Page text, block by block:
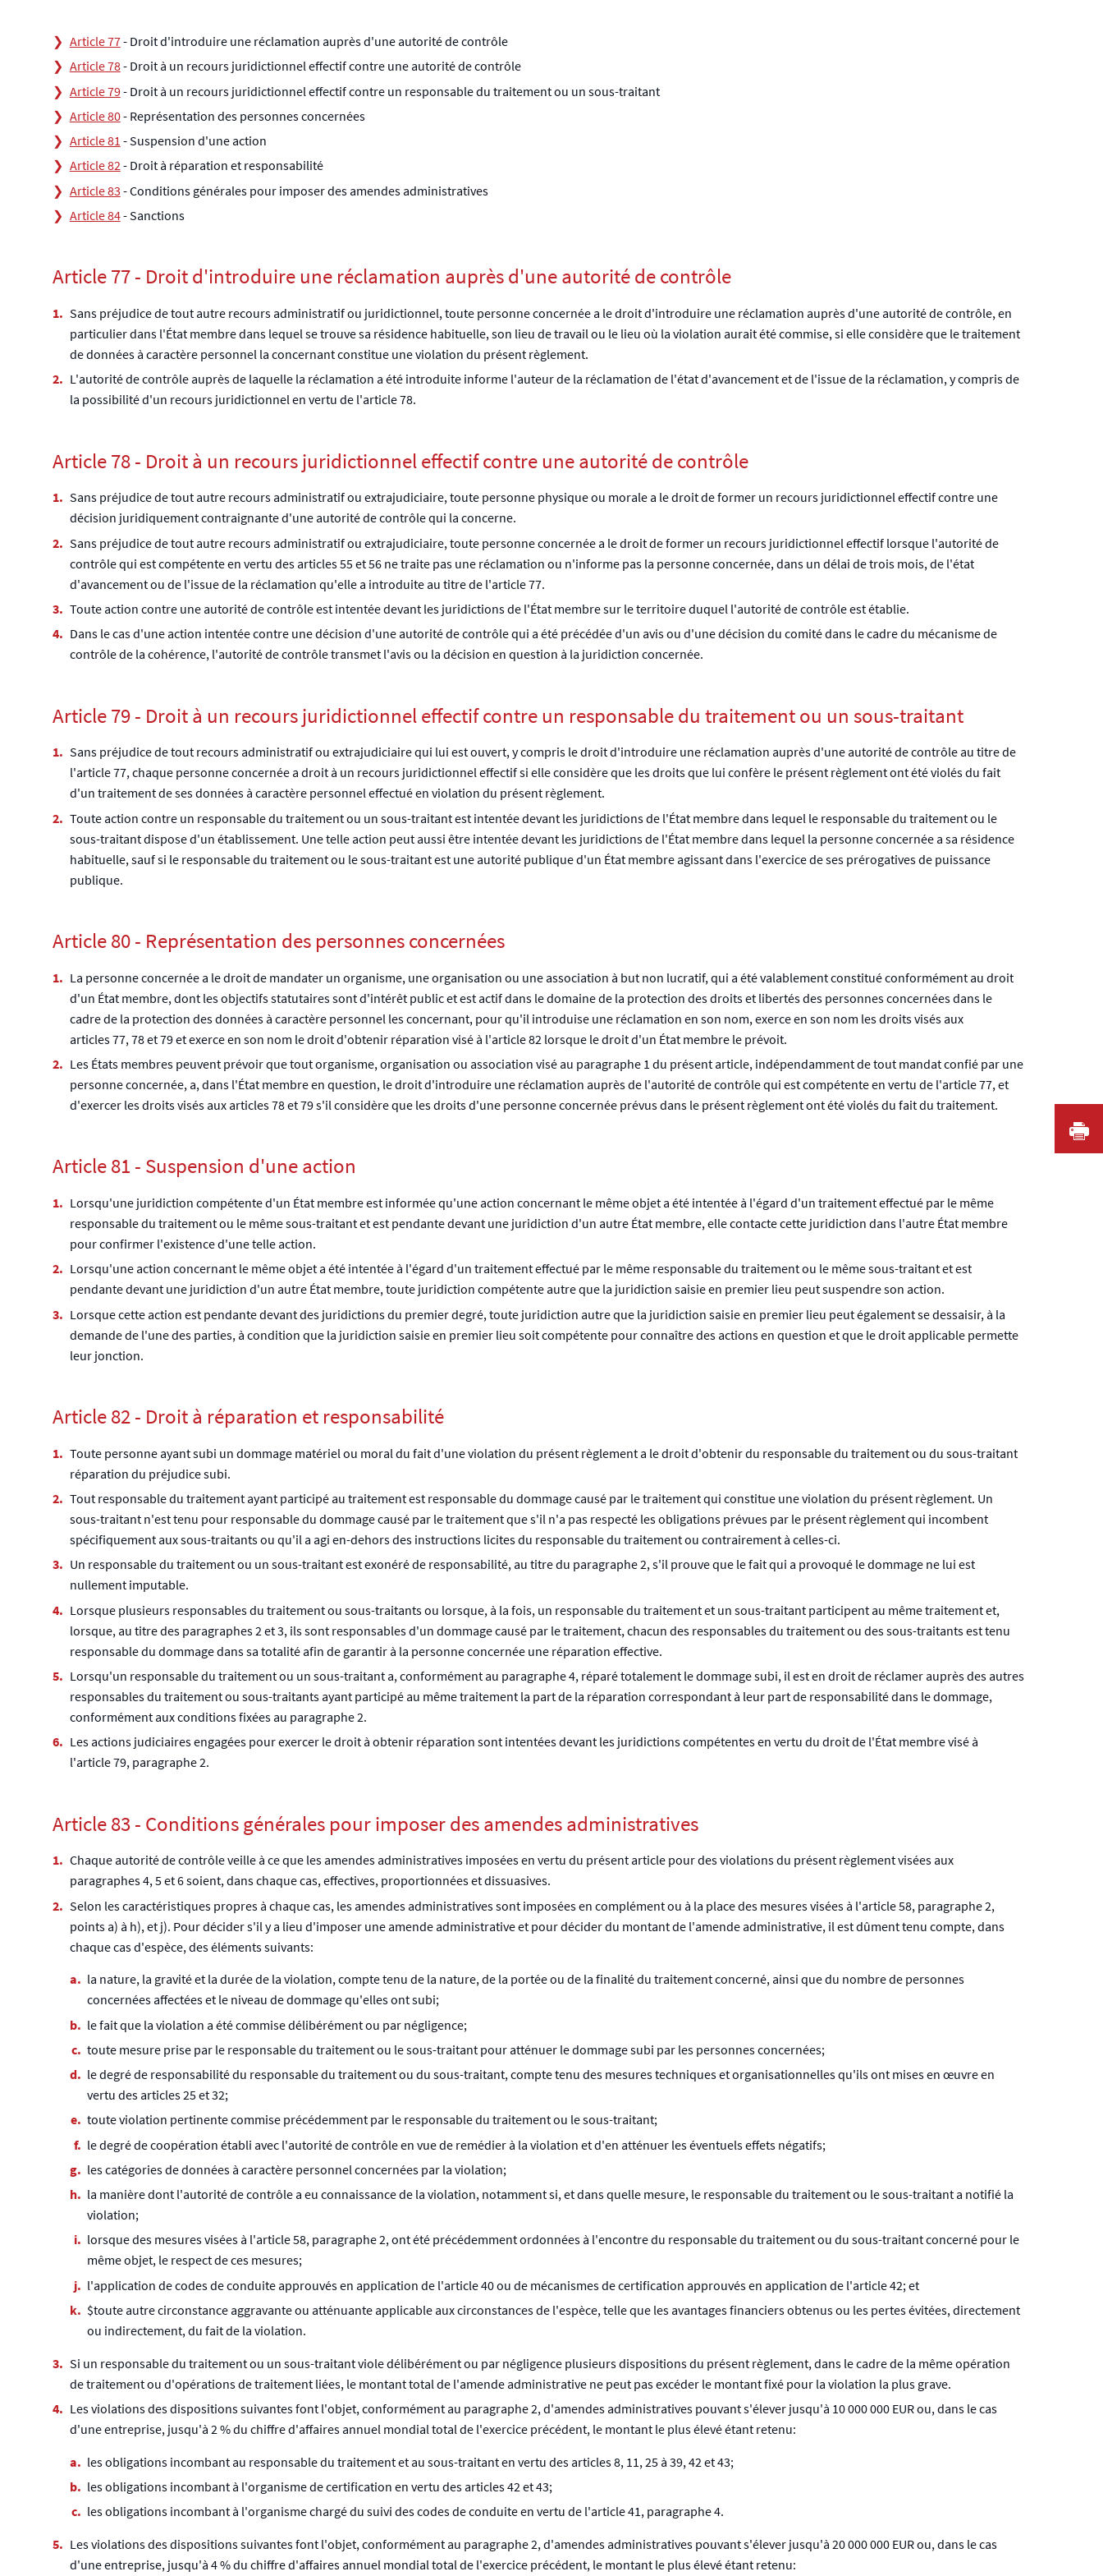
Article 77- Droit d'introduire une réclamation auprès d'une autorité de contrôle
Article 78- Droit à un recours juridictionnel effectif contre une autorité de contrôle
Article 79- Droit à un recours juridictionnel effectif contre un responsable du traitement ou un sous-traitant
Article 80- Représentation des personnes concernées
Article 81 - Suspension d'une action
Article 82- Droit à réparation et responsabilité
Article 83 - Conditions générales pour imposer des amendes administratives
Article 84- Sanctions
Article 77 - Droit d'introduire une réclamation auprès d'une autorité de contrôle
Sans préjudice de tout autre recours administratif ou juridictionnel, toute personne concernée a le droit d'introduire une réclamation auprès d'une autorité de contrôle, en
particulier dans l'État membre dans lequel se trouve sa résidence habituelle, son lieu de travail ou le lieu où la violation aurait été commise, si elle considère que le traitement
de données à caractère personnel la concernant constitue une violation du présent règlement.
L'autorité de contrôle auprès de laquelle la réclamation a été introduite informe l'auteur de la réclamation de l'état d'avancement et de l'issue de la réclamation, y compris de
la possibilité d'un recours juridictionnel en vertu de l'article 78.
Article 78 - Droit à un recours juridictionnel effectif contre une autorité de contrôle
Sans préjudice de tout autre recours administratif ou extrajudiciaire, toute personne physique ou morale a le droit de former un recours juridictionnel effectif contre une
décision juridiquement contraignante d'une autorité de contrôle qui la concerne.
Sans préjudice de tout autre recours administratif ou extrajudiciaire, toute personne concernée a le droit de former un recours juridictionnel effectif lorsque l'autorité de
contrôle qui est compétente en vertu des articles 55 et 56 ne traite pas une réclamation ou n'informe pas la personne concernée, dans un délai de trois mois, de l'état
d'avancement ou de l'issue de la réclamation qu'elle a introduite au titre de l'article 77.
Toute action contre une autorité de contrôle est intentée devant les juridictions de l'État membre sur le territoire duquel l'autorité de contrôle est établie.
Dans le cas d'une action intentée contre une décision d'une autorité de contrôle qui a été précédée d'un avis ou d'une décision du comité dans le cadre du mécanisme de
contrôle de la cohérence, l'autorité de contrôle transmet l'avis ou la décision en question à la juridiction concernée.
Article 79 - Droit à un recours juridictionnel effectif contre un responsable du traitement ou un sous-traitant
Sans préjudice de tout recours administratif ou extrajudiciaire qui lui est ouvert, y compris le droit d'introduire une réclamation auprès d'une autorité de contrôle au titre de
l'article 77, chaque personne concernée a droit à un recours juridictionnel effectif si elle considère que les droits que lui confère le présent règlement ont été violés du fait
d'un traitement de ses données à caractère personnel effectué en violation du présent règlement.
Toute action contre un responsable du traitement ou un sous-traitant est intentée devant les juridictions de l'État membre dans lequel le responsable du traitement ou le
sous-traitant dispose d'un établissement. Une telle action peut aussi être intentée devant les juridictions de l'État membre dans lequel la personne concernée a sa résidence
habituelle, sauf si le responsable du traitement ou le sous-traitant est une autorité publique d'un État membre agissant dans l'exercice de ses prérogatives de puissance
publique.
Article 80 - Représentation des personnes concernées
La personne concernée a le droit de mandater un organisme, une organisation ou une association à but non lucratif, qui a été valablement constitué conformément au droit
d'un État membre, dont les objectifs statutaires sont d'intérêt public et est actif dans le domaine de la protection des droits et libertés des personnes concernées dans le
cadre de la protection des données à caractère personnel les concernant, pour qu'il introduise une réclamation en son nom, exerce en son nom les droits visés aux
articles 77, 78 et 79 et exerce en son nom le droit d'obtenir réparation visé à l'article 82 lorsque le droit d'un État membre le prévoit.
Les États membres peuvent prévoir que tout organisme, organisation ou association visé au paragraphe 1 du présent article, indépendamment de tout mandat confié par une
personne concernée, a, dans l'État membre en question, le droit d'introduire une réclamation auprès de l'autorité de contrôle qui est compétente en vertu de l'article 77, et
d'exercer les droits visés aux articles 78 et 79 s'il considère que les droits d'une personne concernée prévus dans le présent règlement ont été violés du fait du traitement.
Article 81 - Suspension d'une action
Lorsqu'une juridiction compétente d'un État membre est informée qu'une action concernant le même objet a été intentée à l'égard d'un traitement effectué par le même
responsable du traitement ou le même sous-traitant et est pendante devant une juridiction d'un autre État membre, elle contacte cette juridiction dans l'autre État membre
pour confirmer l'existence d'une telle action.
Lorsqu'une action concernant le même objet a été intentée à l'égard d'un traitement effectué par le même responsable du traitement ou le même sous-traitant et est
pendante devant une juridiction d'un autre État membre, toute juridiction compétente autre que la juridiction saisie en premier lieu peut suspendre son action.
Lorsque cette action est pendante devant des juridictions du premier degré, toute juridiction autre que la juridiction saisie en premier lieu peut également se dessaisir, à la
demande de l'une des parties, à condition que la juridiction saisie en premier lieu soit compétente pour connaître des actions en question et que le droit applicable permette
leur jonction.
Article 82 - Droit à réparation et responsabilité
Toute personne ayant subi un dommage matériel ou moral du fait d'une violation du présent règlement a le droit d'obtenir du responsable du traitement ou du sous-traitant
réparation du préjudice subi.
Tout responsable du traitement ayant participé au traitement est responsable du dommage causé par le traitement qui constitue une violation du présent règlement. Un
sous-traitant n'est tenu pour responsable du dommage causé par le traitement que s'il n'a pas respecté les obligations prévues par le présent règlement qui incombent
spécifiquement aux sous-traitants ou qu'il a agi en-dehors des instructions licites du responsable du traitement ou contrairement à celles-ci.
Un responsable du traitement ou un sous-traitant est exonéré de responsabilité, au titre du paragraphe 2, s'il prouve que le fait qui a provoqué le dommage ne lui est
nullement imputable.
Lorsque plusieurs responsables du traitement ou sous-traitants ou lorsque, à la fois, un responsable du traitement et un sous-traitant participent au même traitement et,
lorsque, au titre des paragraphes 2 et 3, ils sont responsables d'un dommage causé par le traitement, chacun des responsables du traitement ou des sous-traitants est tenu
responsable du dommage dans sa totalité afin de garantir à la personne concernée une réparation effective.
Lorsqu'un responsable du traitement ou un sous-traitant a, conformément au paragraphe 4, réparé totalement le dommage subi, il est en droit de réclamer auprès des autres
responsables du traitement ou sous-traitants ayant participé au même traitement la part de la réparation correspondant à leur part de responsabilité dans le dommage,
conformément aux conditions fixées au paragraphe 2.
Les actions judiciaires engagées pour exercer le droit à obtenir réparation sont intentées devant les juridictions compétentes en vertu du droit de l'État membre visé à
l'article 79, paragraphe 2.
Article 83 - Conditions générales pour imposer des amendes administratives
Chaque autorité de contrôle veille à ce que les amendes administratives imposées en vertu du présent article pour des violations du présent règlement visées aux
paragraphes 4, 5 et 6 soient, dans chaque cas, effectives, proportionnées et dissuasives.
Selon les caractéristiques propres à chaque cas, les amendes administratives sont imposées en complément ou à la place des mesures visées à l'article 58, paragraphe 2,
points a) à h), et j). Pour décider s'il y a lieu d'imposer une amende administrative et pour décider du montant de l'amende administrative, il est dûment tenu compte, dans
chaque cas d'espèce, des éléments suivants:
la nature, la gravité et la durée de la violation, compte tenu de la nature, de la portée ou de la finalité du traitement concerné, ainsi que du nombre de personnes
concernées affectées et le niveau de dommage qu'elles ont subi;
le fait que la violation a été commise délibérément ou par négligence;
toute mesure prise par le responsable du traitement ou le sous-traitant pour atténuer le dommage subi par les personnes concernées;
le degré de responsabilité du responsable du traitement ou du sous-traitant, compte tenu des mesures techniques et organisationnelles qu'ils ont mises en œuvre en
vertu des articles 25 et 32;
toute violation pertinente commise précédemment par le responsable du traitement ou le sous-traitant;
le degré de coopération établi avec l'autorité de contrôle en vue de remédier à la violation et d'en atténuer les éventuels effets négatifs;
les catégories de données à caractère personnel concernées par la violation;
la manière dont l'autorité de contrôle a eu connaissance de la violation, notamment si, et dans quelle mesure, le responsable du traitement ou le sous-traitant a notifié la
violation;
lorsque des mesures visées à l'article 58, paragraphe 2, ont été précédemment ordonnées à l'encontre du responsable du traitement ou du sous-traitant concerné pour le
même objet, le respect de ces mesures;
l'application de codes de conduite approuvés en application de l'article 40 ou de mécanismes de certification approuvés en application de l'article 42; et
$toute autre circonstance aggravante ou atténuante applicable aux circonstances de l'espèce, telle que les avantages financiers obtenus ou les pertes évitées, directement
ou indirectement, du fait de la violation.
Si un responsable du traitement ou un sous-traitant viole délibérément ou par négligence plusieurs dispositions du présent règlement, dans le cadre de la même opération
de traitement ou d'opérations de traitement liées, le montant total de l'amende administrative ne peut pas excéder le montant fixé pour la violation la plus grave.
Les violations des dispositions suivantes font l'objet, conformément au paragraphe 2, d'amendes administratives pouvant s'élever jusqu'à 10 000 000 EUR ou, dans le cas
d'une entreprise, jusqu'à 2 % du chiffre d'affaires annuel mondial total de l'exercice précédent, le montant le plus élevé étant retenu:
les obligations incombant au responsable du traitement et au sous-traitant en vertu des articles 8, 11, 25 à 39, 42 et 43;
les obligations incombant à l'organisme de certification en vertu des articles 42 et 43;
les obligations incombant à l'organisme chargé du suivi des codes de conduite en vertu de l'article 41, paragraphe 4.
Les violations des dispositions suivantes font l'objet, conformément au paragraphe 2, d'amendes administratives pouvant s'élever jusqu'à 20 000 000 EUR ou, dans le cas
d'une entreprise, jusqu'à 4 % du chiffre d'affaires annuel mondial total de l'exercice précédent, le montant le plus élevé étant retenu: